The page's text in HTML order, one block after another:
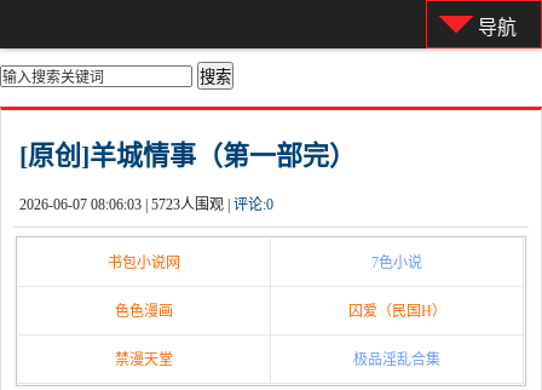
导航
你的位置： 首页>都市激情
[原创]羊城情事（第一部完）
2026-06-07 08:06:03 | 5723人围观 | 评论:0
书包小说网 7色小说
色色漫画 囚爱（民国H）
禁漫天堂 极品淫乱合集